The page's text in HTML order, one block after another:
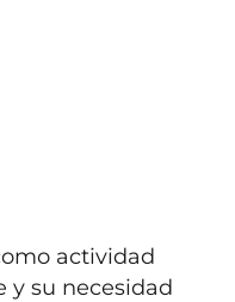
actividad
y su necesidad